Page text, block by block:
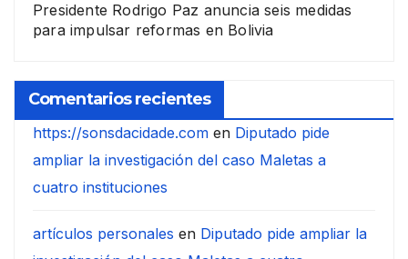
Presidente Rodrigo Paz anuncia seis medidas
para impulsar reformas en Bolivia
Comentarios recientes
https://sonsdacidade.com en Diputado pide
ampliar la investigación del caso Maletas a
cuatro instituciones
artículos personales en Diputado pide ampliar la